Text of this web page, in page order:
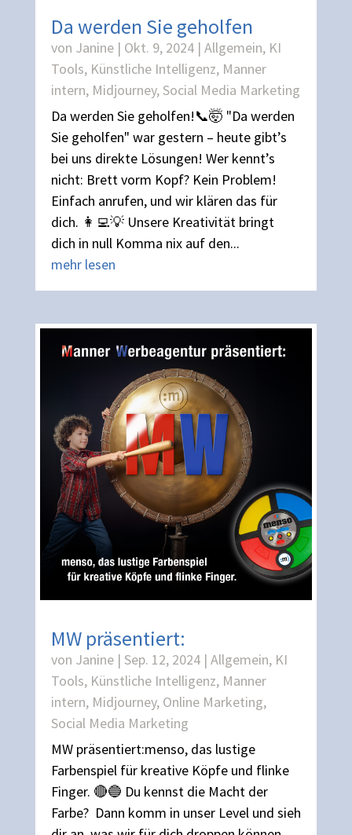
Da werden Sie geholfen
von Janine| Okt. 9, 2024| Allgemein, KI
Tools, Künstliche Intelligenz, Manner
intern, Midjourney,Social Media Marketing
Da werden Sie geholfen!📞🤯 "Da werden
Sie geholfen" war gestern – heute gibt’s
bei uns direkte Lösungen! Wer kennt’s
nicht: Brett vorm Kopf? Kein Problem!
Einfach anrufen, und wir klären das für
dich. 👩‍💻💡 Unsere Kreativität bringt
dich in null Komma nix auf den...
mehr lesen
MW präsentiert:
von Janine| Sep. 12, 2024| Allgemein, KI
Tools, Künstliche Intelligenz, Manner
intern, Midjourney, Online Marketing,
Social Media Marketing
MW präsentiert:menso, das lustige
Farbenspiel für kreative Köpfe und flinke
Finger. 🔴🔵 Du kennst die Macht der
Farbe? Dann komm in unser Level und sieh